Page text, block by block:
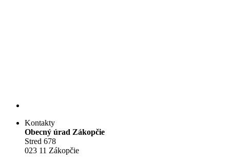
Kontakty
Obecný úrad Zákopčie
Stred 678
023 11 Zákopčie